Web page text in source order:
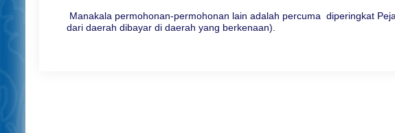
Manakala permohonan-permohonan lain adalah percuma diperingkat
dari daerah dibayar di daerah yang berkenaan).